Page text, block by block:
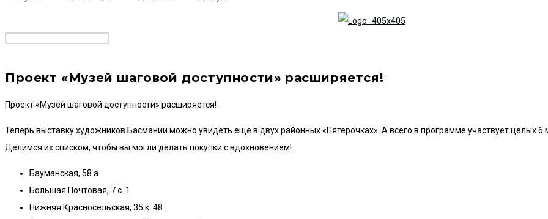
Проект «Музей шаговой доступности» расширяется!
Проект «Музей шаговой доступности» расширяется!
Теперь выставку художников Басмании можно увидеть ещё в двух районных «Пятёрочках». А всего в программе участвует целых 6
Делимся их списком, чтобы вы могли делать покупки с вдохновением!
Бауманская, 58 а
Большая Почтовая, 7 с. 1
Нижняя Красносельская, 35 к. 48